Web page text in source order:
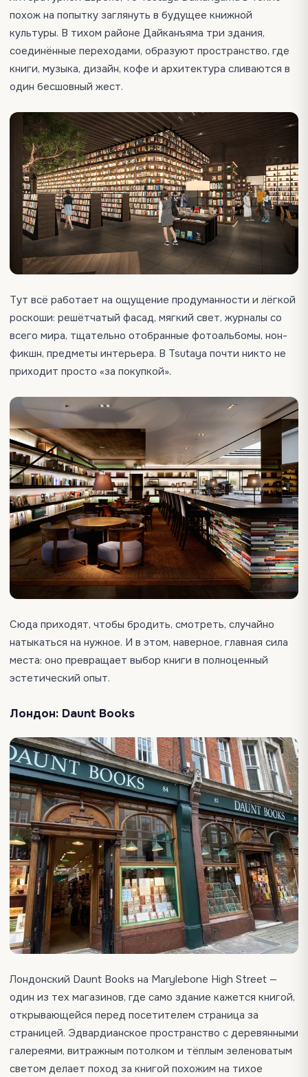
похож на попытку заглянуть в будущее книжной
культуры. В тихом районе Дайканъяма три здания,
соединённые переходами, образуют пространство, где
книги, музыка, дизайн, кофе и архитектура сливаются в
один бесшовный жест.
Тут всё работает на ощущение продуманности и лёгкой
роскоши: решётчатый фасад, мягкий свет, журналы со
всего мира, тщательно отобранные фотоальбомы, нон-
фикшн, предметы интерьера. В Tsutaya почти никто не
приходит просто «за покупкой».
Сюда приходят, чтобы бродить, смотреть, случайно
натыкаться на нужное. И в этом, наверное, главная сила
места: оно превращает выбор книги в полноценный
эстетический опыт.
Лондон: Daunt Books
Лондонский Daunt Books на Marylebone High Street —
один из тех магазинов, где само здание кажется книгой,
открывающейся перед посетителем страница за
страницей. Эдвардианское пространство с деревянными
галереями, витражным потолком и тёплым зеленоватым
светом делает поход за книгой похожим на тихое